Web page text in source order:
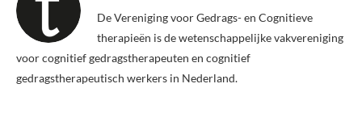
De Vereniging voor Gedrags- en Cognitieve
therapieën is de wetenschappelijke vakvereniging
voor cognitief gedragstherapeuten en cognitief
gedragstherapeutisch werkers in Nederland.